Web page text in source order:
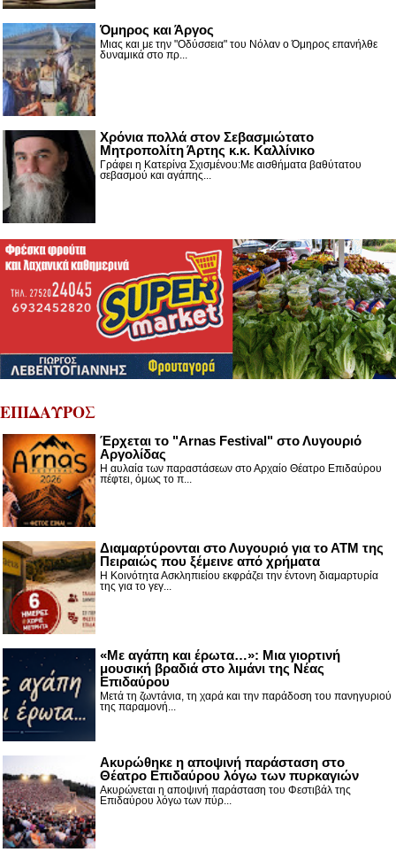
Όμηρος και Άργος
Μιας και με την "Οδύσσεια" του Νόλαν ο Όμηρος επανήλθε
δυναμικά στο πρ...
Χρόνια πολλά στον Σεβασμιώτατο
Μητροπολίτη Άρτης κ.κ. Καλλίνικο
Γράφει η Κατερίνα Σχισμένου:Με αισθήματα βαθύτατου
σεβασμού και αγάπης...
ΕΠΙΔΑΥΡΟΣ
Έρχεται το "Arnas Festival" στο Λυγουριό
Αργολίδας
Η αυλαία των παραστάσεων στο Αρχαίο Θέατρο Επιδαύρου
πέφτει, όμως το π...
Διαμαρτύρονται στο Λυγουριό για το ΑΤΜ της
Πειραιώς που ξέμεινε από χρήματα
Η Κοινότητα Ασκληπιείου εκφράζει την έντονη διαμαρτυρία
της για το γεγ...
«Με αγάπη και έρωτα…»: Μια γιορτινή
μουσική βραδιά στο λιμάνι της Νέας
Επιδαύρου
Μετά τη ζωντάνια, τη χαρά και την παράδοση του πανηγυριού
της παραμονή...
Ακυρώθηκε η αποψινή παράσταση στο
Θέατρο Επιδαύρου λόγω των πυρκαγιών
Ακυρώνεται η αποψινή παράσταση του Φεστιβάλ της
Επιδαύρου λόγω των πύρ...